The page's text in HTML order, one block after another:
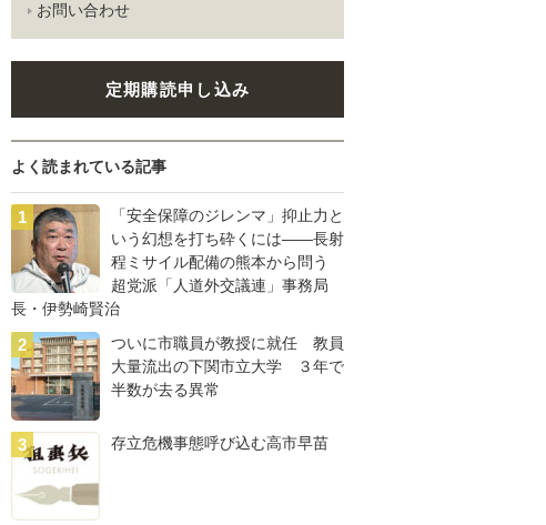
お問い合わせ
定期購読申し込み
よく読まれている記事
「安全保障のジレンマ」抑止力と
いう幻想を打ち砕くには――長射
程ミサイル配備の熊本から問う
超党派「人道外交議連」事務局
長・伊勢崎賢治
ついに市職員が教授に就任 教員
大量流出の下関市立大学 ３年で
半数が去る異常
存立危機事態呼び込む高市早苗